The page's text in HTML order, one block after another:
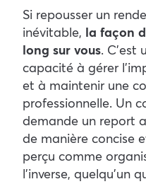
Si repousser un
inévitable, la façon
long sur vous. C’est
capacité à gérer
et à maintenir une
professionnelle. Un
demande un report
de manière concise
perçu comme
l’inverse, quelqu’un